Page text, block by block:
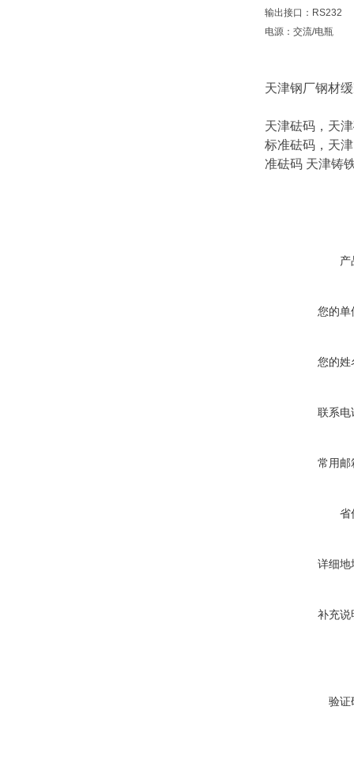
输出接口： RS232
电源： 交流/电瓶
天津钢厂钢材
天津砝码，天
标准砝码，天
准砝码 天津铸
产
您的单
您的姓
联系电
常用邮
省
详细地
补充说
验证